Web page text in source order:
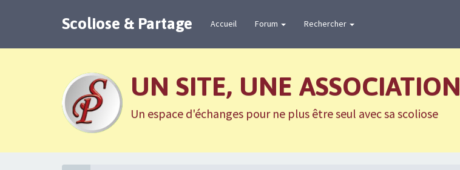
Scoliose & Partage Accueil Forum Rechercher
UN SITE, UNE ASSOCIATION
Un espace d'échanges pour ne plus être seul avec sa scoliose